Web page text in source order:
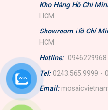
Kho Hàng Hồ Chí
HCM
Showroom Hồ Chí
HCM
Hotline: 0946229968
Tel: 0243.565.9999 -
Email: